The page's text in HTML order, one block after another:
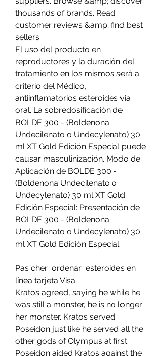
thousands of brands. Read
customer reviews &amp; find best
sellers.
El uso del producto en
reproductores y la duración del
tratamiento en los mismos será a
criterio del Médico,
antiinflamatorios esteroides via
oral. La sobredosificación de
BOLDE 300 - (Boldenona
Undecilenato o Undecylenato) 30
ml XT Gold Edición Especial puede
causar masculinización. Modo de
Aplicación de BOLDE 300 -
(Boldenona Undecilenato o
Undecylenato) 30 ml XT Gold
Edición Especial: Presentación de
BOLDE 300 - (Boldenona
Undecilenato o Undecylenato) 30
ml XT Gold Edición Especial.
Pas cher  ordenar  esteroides en
línea tarjeta Visa.
Kratos agreed, saying he while he
was still a monster, he is no longer
her monster. Kratos served
Poseidon just like he served all the
other gods of Olympus at first.
Poseidon aided Kratos against the